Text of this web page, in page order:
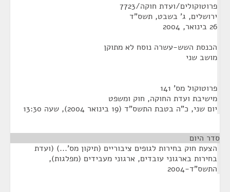
פרוטוקולים/ועדת חוקה/7723
ירושלים, ג' בשבט, תשס"ד
26 בינואר, 2004
הכנסת השש-עשרה נוסח לא מתוקן
מושב שני
פרוטוקול מס' 141
מישיבת ועדת החוקה, חוק ומשפט
יום שני, כ"ה בטבת התשס"ד (19 בינואר 2004), שעה 13:30
סדר היום
הצעת חוק בחירות לגופים ציבוריים (תיקון מס'...) (ועדת
בחירות בארגוני עובדים, ארגוני מעבידים (מפלגות),
התשס"ד-2004